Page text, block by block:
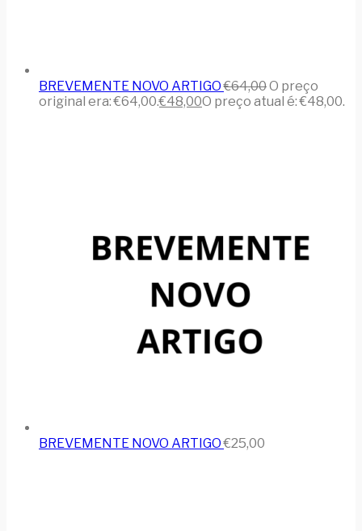
BREVEMENTE NOVO ARTIGO €64,00O preço
original era: €64,00.€48,00O preço atual é: €48,00.
BREVEMENTE NOVO ARTIGO €25,00